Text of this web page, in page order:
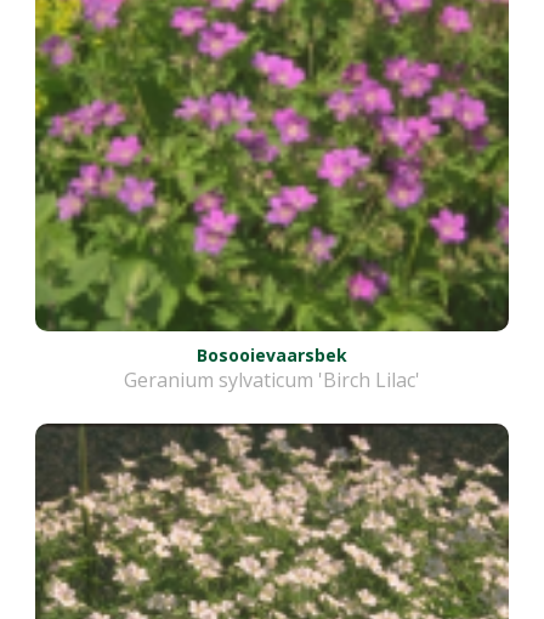
Bosooievaarsbek
Geranium sylvaticum 'Birch Lilac'